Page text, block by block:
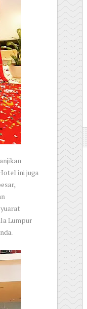
ini juga
Lumpur